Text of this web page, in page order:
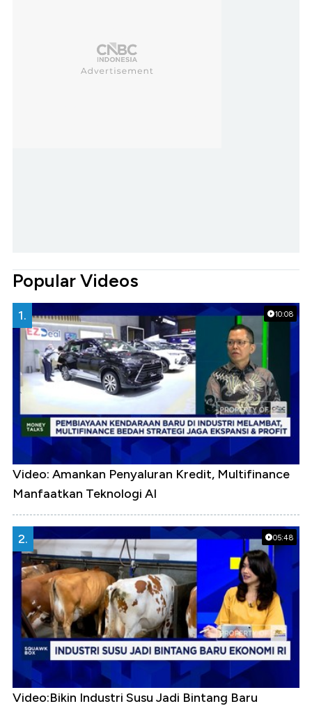
Popular Videos
10:08
1.
Video: Amankan Penyaluran Kredit, Multifinance
Manfaatkan Teknologi AI
05:48
2.
Video:Bikin Industri Susu Jadi Bintang Baru